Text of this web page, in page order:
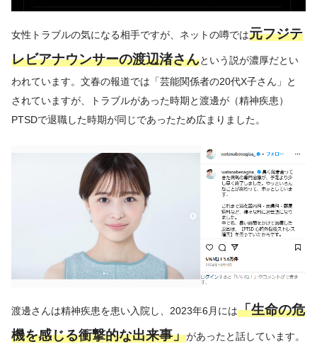
女性トラブルの気になる相手ですが、ネットの噂では元フジテ
レビアナウンサーの渡辺渚さんという説が濃厚だとい
われています。文春の報道では「芸能関係者の20代X子さん」と
されていますが、トラブルがあった時期と渡邊が（精神疾患）
PTSDで退職した時期が同じであったため広まりました。
渡邊さんは精神疾患を患い入院し、2023年6月には「生命の危
機を感じる衝撃的な出来事」があったと話しています。